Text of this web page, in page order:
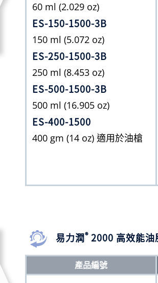
60 ml (2.029 oz)
ES-150-1500-3B
150 ml (5.072 oz)
ES-250-1500-3B
250 ml (8.453 oz)
ES-500-1500-3B
500 ml (16.905 oz)
ES-400-1500
400 gm (14 oz) 適用於油槍
易力潤® 2000 高效能油
產品編號